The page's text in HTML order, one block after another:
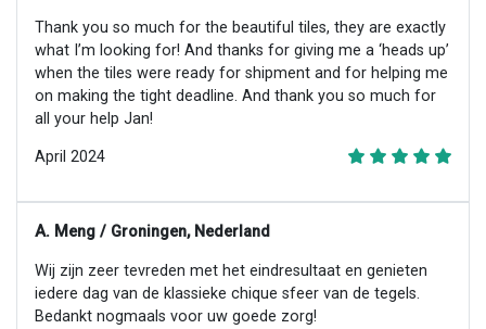
Thank you so much for the beautiful tiles, they are exactly
what I’m looking for! And thanks for giving me a ‘heads up’
when the tiles were ready for shipment and for helping me
on making the tight deadline. And thank you so much for
all your help Jan!
April 2024
A. Meng / Groningen, Nederland
Wij zijn zeer tevreden met het eindresultaat en genieten
iedere dag van de klassieke chique sfeer van de tegels.
Bedankt nogmaals voor uw goede zorg!